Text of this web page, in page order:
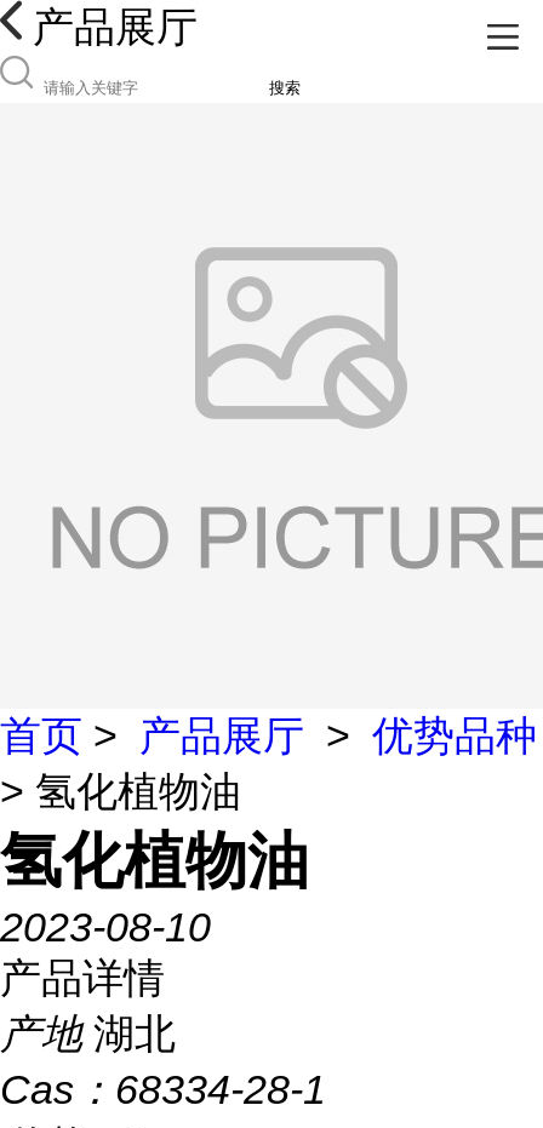
产品展厅
搜索
首页 > 产品展厅 > 优势品种
> 氢化植物油
氢化植物油
2023-08-10
产品详情
产地 湖北
Cas： 68334-28-1